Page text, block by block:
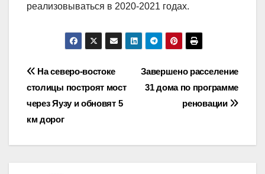
реализовываться в 2020-2021 годах.
Навигация
по
записям
Завершено расселение
31 дома по программе
реновации
На северо-востоке
столицы построят мост
через Яузу и обновят 5
км дорог